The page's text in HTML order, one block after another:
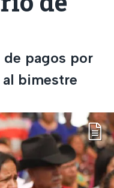
de pagos por
bimestre